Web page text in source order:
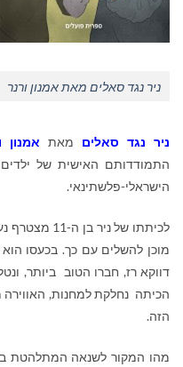
ניר נגד סאלים מאת אמנון ורנר
ניר נגד סאלים מאת אמנון
התמודדותם האישית של
הישראלי-פלשתינאי.
לכיתתו של
מוכן להשלים עם כך. בכעסו
דווקא רז, חברו הטוב ביותר,
הכיתה נחלקת למחנות,
הזה.
מהו המקור לשנאה המתלהטת